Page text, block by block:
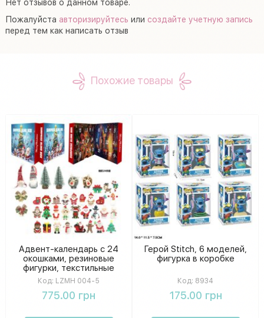
Нет отзывов о данном товаре.
Пожалуйста авторизируйтесь или создайте учетную запись
перед тем как написать отзыв
Похожие товары
Адвент-календарь с 24
окошками, резиновые
фигурки, текстильные
гномики, елки, в упаковке
Код: LZMH 004-5
775.00 грн
Герой Stitch, 6 моделей,
фигурка в коробке
Код: 8934
175.00 грн